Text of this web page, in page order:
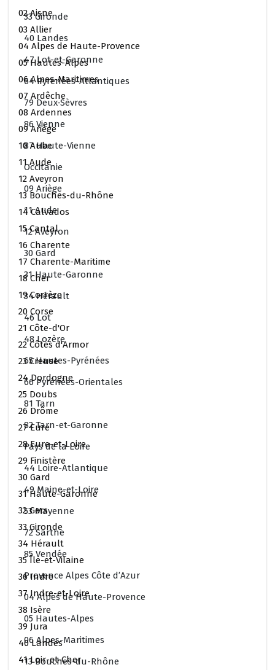
33 Gironde
40 Landes
47 Lot-et-Garonne
64 Pyrénées-Atlantiques
79 Deux-Sèvres
86 Vienne
87 Haute-Vienne
Occitanie
09 Ariège
11 Aude
12 Aveyron
30 Gard
31 Haute-Garonne
34 Hérault
46 Lot
48 Lozère
65 Hautes-Pyrénées
66 Pyrénées-Orientales
81 Tarn
82 Tarn-et-Garonne
Pays de la Loire
44 Loire-Atlantique
49 Maine-et-Loire
53 Mayenne
72 Sarthe
85 Vendée
Provence Alpes Côte d’Azur
04 Alpes de Haute-Provence
05 Hautes-Alpes
06 Alpes-Maritimes
13 Bouches-du-Rhône
02 Aisne
03 Allier
04 Alpes de Haute-Provence
05 Hautes-Alpes
06 Alpes-Maritimes
07 Ardêche
08 Ardennes
09 Ariège
10 Aube
11 Aude
12 Aveyron
13 Bouches-du-Rhône
14 Calvados
15 Cantal
16 Charente
17 Charente-Maritime
18 Cher
19 Corrèze
20 Corse
21 Côte-d'Or
22 Côtes d'Armor
23 Creuse
24 Dordogne
25 Doubs
26 Drôme
27 Eure
28 Eure-et-Loire
29 Finistère
30 Gard
31 Haute-Garonne
32 Gers
33 Gironde
34 Hérault
35 Île-et-Vilaine
36 Indre
37 Indre-et-Loire
38 Isère
39 Jura
40 Landes
41 Loir-et-Cher